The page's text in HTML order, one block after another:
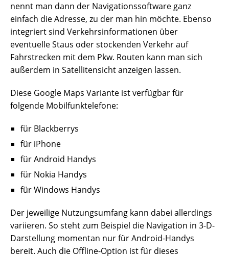
nennt man dann der Navigationssoftware ganz
einfach die Adresse, zu der man hin möchte. Ebenso
integriert sind Verkehrsinformationen über
eventuelle Staus oder stockenden Verkehr auf
Fahrstrecken mit dem Pkw. Routen kann man sich
außerdem in Satellitensicht anzeigen lassen.
Diese Google Maps Variante ist verfügbar für
folgende Mobilfunktelefone:
für Blackberrys
für iPhone
für Android Handys
für Nokia Handys
für Windows Handys
Der jeweilige Nutzungsumfang kann dabei allerdings
variieren. So steht zum Beispiel die Navigation in 3-D-
Darstellung momentan nur für Android-Handys
bereit. Auch die Offline-Option ist für dieses